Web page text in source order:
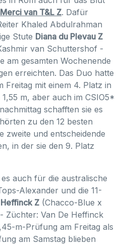
van T&L Z. Dafür
Khaled Abdulrahman
Stute Diana du Plevau Z
van Schuttershof -
am gesamten Wochenende
erreichten. Das Duo hatte
Freitag mit einem 4. Platz in
m, aber auch im CSIO5*
schafften sie es
zu den 12 besten
zweite und entscheidende
in der sie den 9. Platz
auch für die australische
Alexander und die 11-
Z (Chacco-Blue x
Züchter: Van De Heffinck
m-Prüfung am Freitag als
am Samstag blieben